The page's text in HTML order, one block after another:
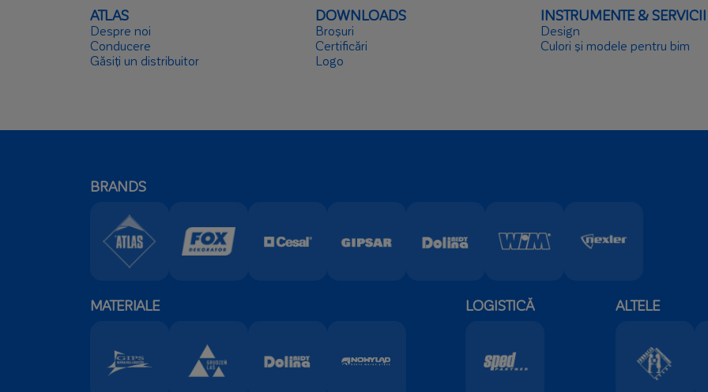
ATLAS
Despre noi
Conducere
Găsiți un distribuitor
DOWNLOADS
Broșuri
Certificări
Logo
INSTRUMENTE & SERVICII
Design
Culori și modele pentru bim
BRANDS
MATERIALE LOGISTICĂ ALTELE